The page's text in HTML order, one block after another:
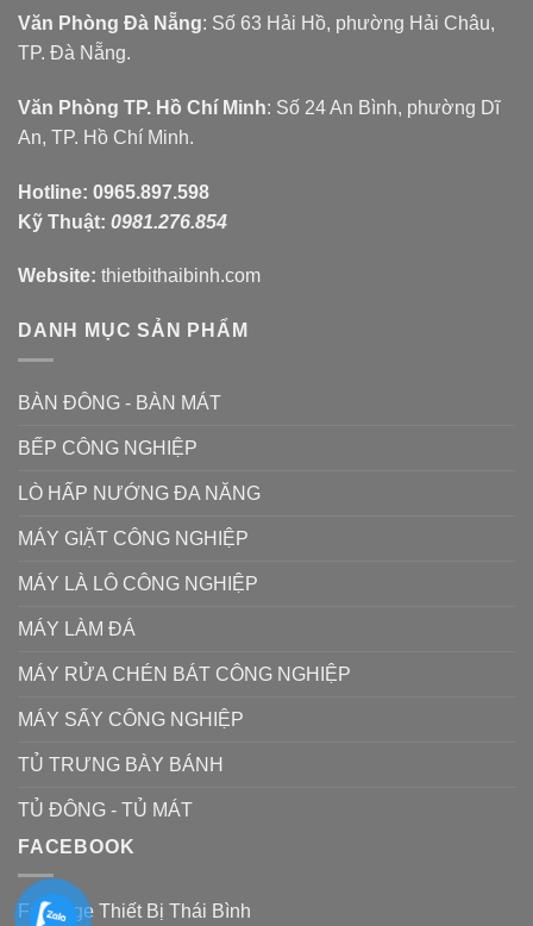
Văn Phòng Đà Nẵng: Số 63 Hải Hồ, phường Hải Châu,
TP. Đà Nẵng.
Văn Phòng TP. Hồ Chí Minh: Số 24 An Bình, phường Dĩ
An, TP. Hồ Chí Minh.
Hotline: 0965.897.598
Kỹ Thuật: 0981.276.854
Website: thietbithaibinh.com
DANH MỤC SẢN PHẨM
BÀN ĐÔNG - BÀN MÁT
BẾP CÔNG NGHIỆP
LÒ HẤP NƯỚNG ĐA NĂNG
MÁY GIẶT CÔNG NGHIỆP
MÁY LÀ LÔ CÔNG NGHIỆP
MÁY LÀM ĐÁ
MÁY RỬA CHÉN BÁT CÔNG NGHIỆP
MÁY SẤY CÔNG NGHIỆP
TỦ TRƯNG BÀY BÁNH
TỦ ĐÔNG - TỦ MÁT
FACEBOOK
Fanpage Thiết Bị Thái Bình